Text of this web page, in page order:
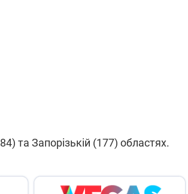
та Запорізькій (177) областях.
які знімають на
найгарячіших
"Відправте
Вернадського на